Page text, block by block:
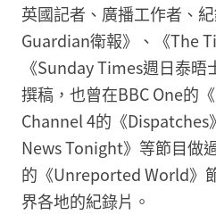
英國記者、廣播工作者、
Guardian衛報》、《The
《Sunday Times週日泰晤
撰稿，也曾在BBC One的
Channel 4的《Dispatches
News Tonight》等節目做
的《Unreported World》
界各地的紀錄片。